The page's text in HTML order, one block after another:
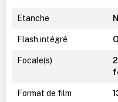
Etanche
Flash intégré
Focale(s)
Format de film